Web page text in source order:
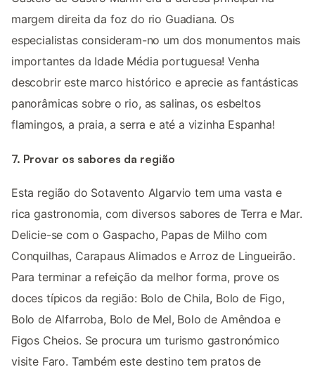
margem direita da foz do rio Guadiana. Os
especialistas consideram-no um dos monumentos mais
importantes da Idade Média portuguesa! Venha
descobrir este marco histórico e aprecie as fantásticas
panorâmicas sobre o rio, as salinas, os esbeltos
flamingos, a praia, a serra e até a vizinha Espanha!
7. Provar os sabores da região
Esta região do Sotavento Algarvio tem uma vasta e
rica gastronomia, com diversos sabores de Terra e Mar.
Delicie-se com o Gaspacho, Papas de Milho com
Conquilhas, Carapaus Alimados e Arroz de Lingueirão.
Para terminar a refeição da melhor forma, prove os
doces típicos da região: Bolo de Chila, Bolo de Figo,
Bolo de Alfarroba, Bolo de Mel, Bolo de Amêndoa e
Figos Cheios. Se procura um turismo gastronómico
visite Faro. Também este destino tem pratos de